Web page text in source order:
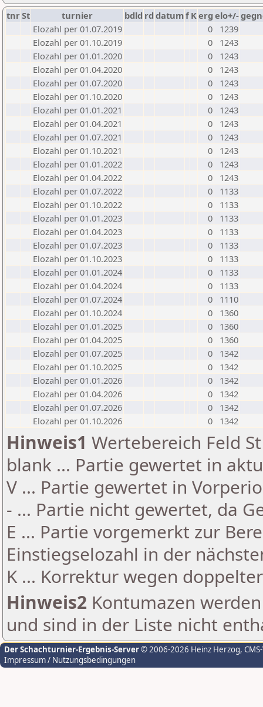
tnrSt turnier bdld rd datumf Kerg elo+/-
Elozahl per 01.07.2019
0
1239
Elozahl per 01.10.2019
0
1243
Elozahl per 01.01.2020
0
1243
Elozahl per 01.04.2020
0
1243
Elozahl per 01.07.2020
0
1243
Elozahl per 01.10.2020
0
1243
Elozahl per 01.01.2021
0
1243
Elozahl per 01.04.2021
0
1243
Elozahl per 01.07.2021
0
1243
Elozahl per 01.10.2021
0
1243
Elozahl per 01.01.2022
0
1243
Elozahl per 01.04.2022
0
1243
Elozahl per 01.07.2022
0
1133
Elozahl per 01.10.2022
0
1133
Elozahl per 01.01.2023
0
1133
Elozahl per 01.04.2023
0
1133
Elozahl per 01.07.2023
0
1133
Elozahl per 01.10.2023
0
1133
Elozahl per 01.01.2024
0
1133
Elozahl per 01.04.2024
0
1133
Elozahl per 01.07.2024
0
1110
Elozahl per 01.10.2024
0
1360
Elozahl per 01.01.2025
0
1360
Elozahl per 01.04.2025
0
1360
Elozahl per 01.07.2025
0
1342
Elozahl per 01.10.2025
0
1342
Elozahl per 01.01.2026
0
1342
Elozahl per 01.04.2026
0
1342
Elozahl per 01.07.2026
0
1342
Elozahl per 01.10.2026
0 1342
Hinweis1 Wertebereich Feld
blank ... Partie gewertet in
V ... Partie gewertet in
- ... Partie nicht gewertet, da
E ... Partie vorgemerkt zur
Einstiegselozahl in der
K ... Korrektur wegen
Hinweis2 Kontumazen
und sind in der Liste nicht
Der Schachturnier-Ergebnis-Server© 2006-2026 Heinz Herzog,
Impressum / Nutzungsbedingungen